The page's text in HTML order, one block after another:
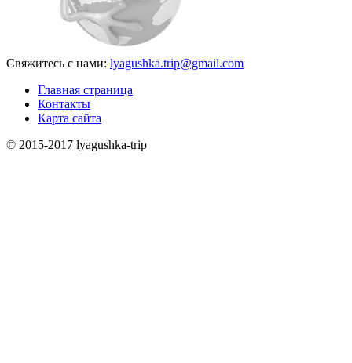
Свяжитесь с нами: lyagushka.trip@gmail.com
Главная страница
Контакты
Карта сайта
© 2015-2017 lyagushka-trip